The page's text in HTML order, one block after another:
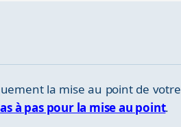
la mise au point de votre
à pas pour la mise au point.